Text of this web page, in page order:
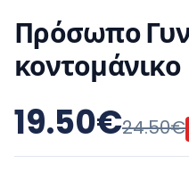
Πρόσωπο
κοντομάνικο
19.50€24.50€